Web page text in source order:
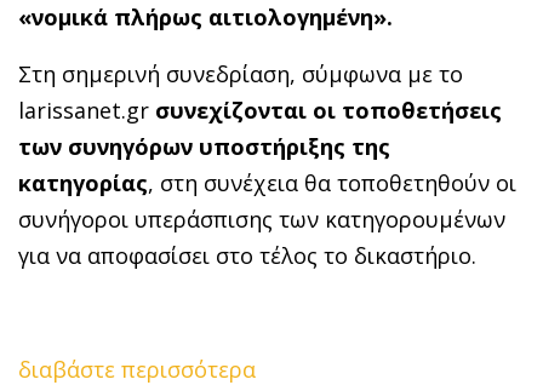
«νομικά πλήρως αιτιολογημένη».
Στη σημερινή συνεδρίαση, σύμφωνα με το
larissanet.gr συνεχίζονται οι τοποθετήσεις
των συνηγόρων υποστήριξης της
κατηγορίας, στη συνέχεια θα τοποθετηθούν οι
συνήγοροι υπεράσπισης των κατηγορουμένων
για να αποφασίσει στο τέλος το δικαστήριο.
διαβάστε περισσότερα